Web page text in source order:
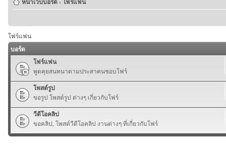
หน้าเว็บบอร์ด ‹ โฟร์แฟน
โฟร์แฟน
บอร์ด
โฟร์แฟน
พูดคุยสนทนาตามประสาคนชอบโฟร์
โพสต์รูป
ขอรูป โพสต์รูป ต่างๆ เกี่ยวกับโฟร์
วีดีโอคลิป
ขอคลิป, โพสต์วีดีโอคลิป งานต่างๆ ที่เกี่ยวกับโฟร์